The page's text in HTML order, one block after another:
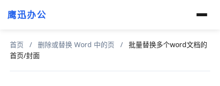
鹰迅办公
首页 / 删除或替换 Word 中的页 /
批量替换多个word文档的
首页/封面